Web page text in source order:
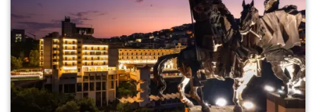
Mic
dejun